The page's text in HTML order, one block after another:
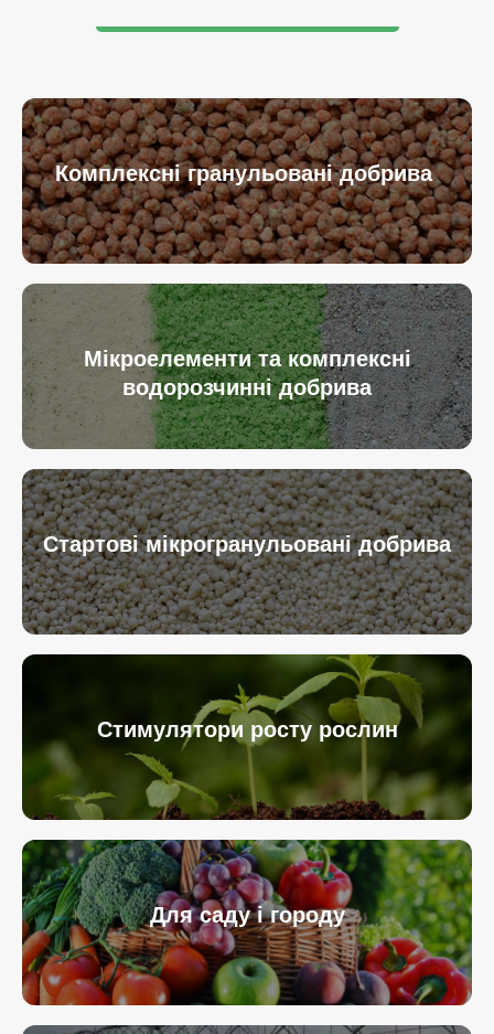
Комплексні гранульовані добрива
Мікроелементи та комплексні
водорозчинні добрива
Стартові мікрогранульовані добрива
Стимулятори росту рослин
Для саду і городу